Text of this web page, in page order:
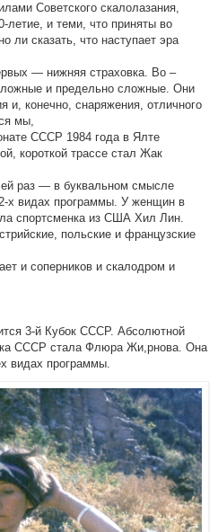
Советского скалолазания,
летие, и теми, что приняты во
ли сказать, что наступает эра
— нижняя страховка. Во –
и предельно сложные. Они
и, конечно, снаряжения, отличного
мы,
СССР 1984 года в Ялте
короткой трассе стал Жак
раз — в буквальном смысле
х видах программы. У женщин в
спортсменка из США Хил Лин.
польские и французские
и соперников и скалодром и
3-й Кубок СССР. Абсолютной
СССР стала Флюра Жи,рнова. Она
видах программы.